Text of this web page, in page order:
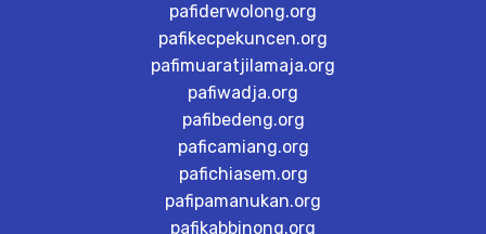
pafiderwolong.org
pafikecpekuncen.org
pafimuaratjilamaja.org
pafiwadja.org
pafibedeng.org
paficamiang.org
pafichiasem.org
pafipamanukan.org
pafikabbinong.org